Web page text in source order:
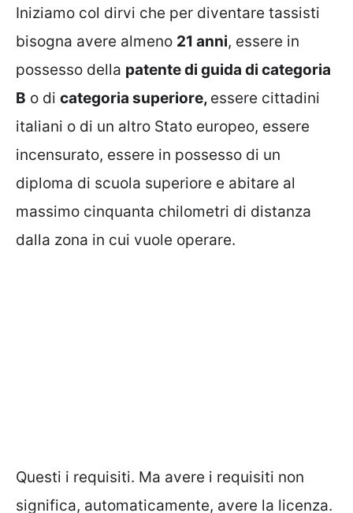
Iniziamo col dirvi che per diventare tassisti
bisogna avere almeno 21 anni, essere in
possesso della patente di guida di categoria
B o di categoria superiore, essere cittadini
italiani o di un altro Stato europeo, essere
incensurato, essere in possesso di un
diploma di scuola superiore e abitare al
massimo cinquanta chilometri di distanza
dalla zona in cui vuole operare.
Questi i requisiti. Ma avere i requisiti non
significa, automaticamente, avere la licenza.